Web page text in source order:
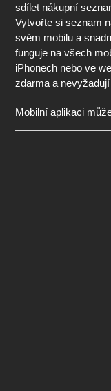
sdílet nákupní
Vytvořte si seznam
svém mobilu a
funguje na všech
iPhonech nebo ve
zdarma a
Mobilní aplikaci